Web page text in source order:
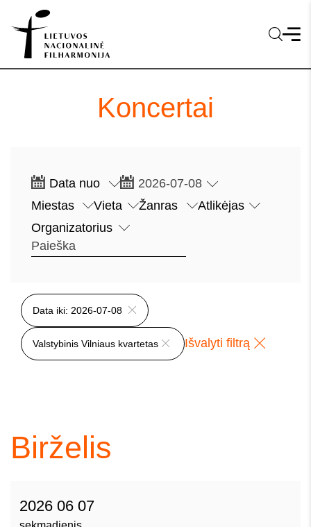
Koncertai
Data iki: 2026-07-08
Išvalyti filtrą
Valstybinis Vilniaus kvartetas
Birželis
2026 06 07